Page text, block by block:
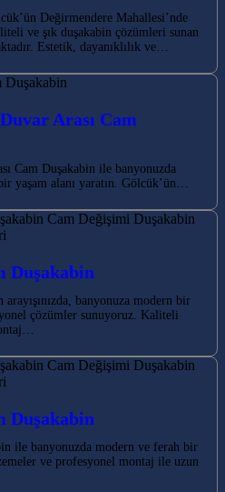
Değirmendere Mahallesi’nde
ve şık duşakabin çözümleri sunan
Estetik, dayanıklılık ve…
Arası Cam
Cam Duşakabin ile banyonuzda
yaşam alanı yaratın. Gölcük’ün…
Duşakabin
banyonuza modern bir
çözümler sunuyoruz. Kaliteli
Duşakabin
ile banyonuzda modern ve ferah bir
ve profesyonel montaj ile uzun